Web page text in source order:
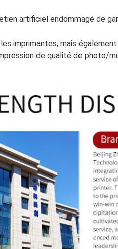
artificiel endommagé de
imprimantes, mais
de qualité de photo/